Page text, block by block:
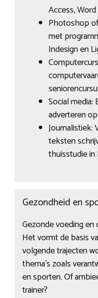
Access,
Photoshop
met
Indesign en
Social
adverteren
Journalistiek:
teksten
thuisstudie in
Gezondheid en
Gezonde voeding
Het vormt de basis
volgende trajecten
thema’s zoals
en sporten. Of
trainer?